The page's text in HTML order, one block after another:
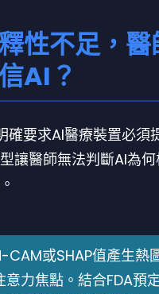
性不足，醫
AI？
確要求AI醫療裝置必須
讓醫師無法判斷AI為
或SHAP值產生熱
力焦點。結合FDA預